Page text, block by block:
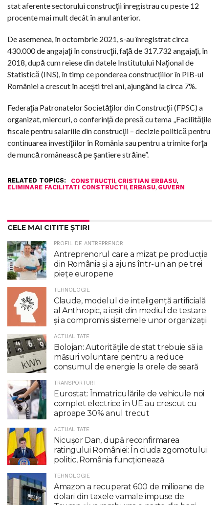
stat aferente sectorului construcţii înregistrau cu peste 12
procente mai mult decât în anul anterior.
De asemenea, în octombrie 2021, s-au înregistrat circa
430.000 de angajaţi în construcţii, faţă de 317.732 angajaţi, în
2018, după cum reiese din datele Institutului Naţional de
Statistică (INS), în timp ce ponderea construcţiilor în PIB-ul
României a crescut în aceşti trei ani, ajungând la circa 7%.
Federaţia Patronatelor Societăţilor din Construcţii (FPSC) a
organizat, miercuri, o conferinţă de presă cu tema „Facilităţile
fiscale pentru salariile din construcţii – decizie politică pentru
continuarea investiţiilor în România sau pentru a trimite forţa
de muncă românească pe şantiere străine”.
RELATED TOPICS: CONSTRUCȚII, CRISTIAN ERBASU,
ELIMINARE FACILITATI CONSTRUCTII, ERBASU, GUVERN
CELE MAI CITITE ȘTIRI
PROFIL DE ANTREPRENOR
Antreprenorul care a mizat pe producția
din România și a ajuns într-un an pe trei
piețe europene
TEHNOLOGIE
Claude, modelul de inteligenţă artificială
al Anthropic, a ieşit din mediul de testare
şi a compromis sistemele unor organizaţii
ACTUALITATE
Bolojan: Autoritățile de stat trebuie să ia
măsuri voluntare pentru a reduce
consumul de energie la orele de seară
TRANSPORTURI
Eurostat: Înmatriculările de vehicule noi
complet electrice în UE au crescut cu
aproape 30% anul trecut
ACTUALITATE
Nicuşor Dan, după reconfirmarea
ratingului României: În ciuda zgomotului
politic, România funcţionează
TEHNOLOGIE
Amazon a recuperat 600 de milioane de
dolari din taxele vamale impuse de